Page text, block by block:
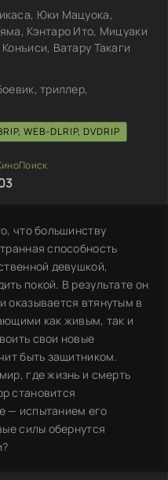
Юки Мацуока,
Кэнтаро Ито, Мицуаки
Ватару Такаги
триллер,
WEB-DLRIP, DVDRIP
что большинству
способность
девушкой,
покой. В результате он
оказывается втянутым в
как живым, так и
свои новые
быть защитником.
где жизнь и смерть
становится
— испытанием его
силы обернутся